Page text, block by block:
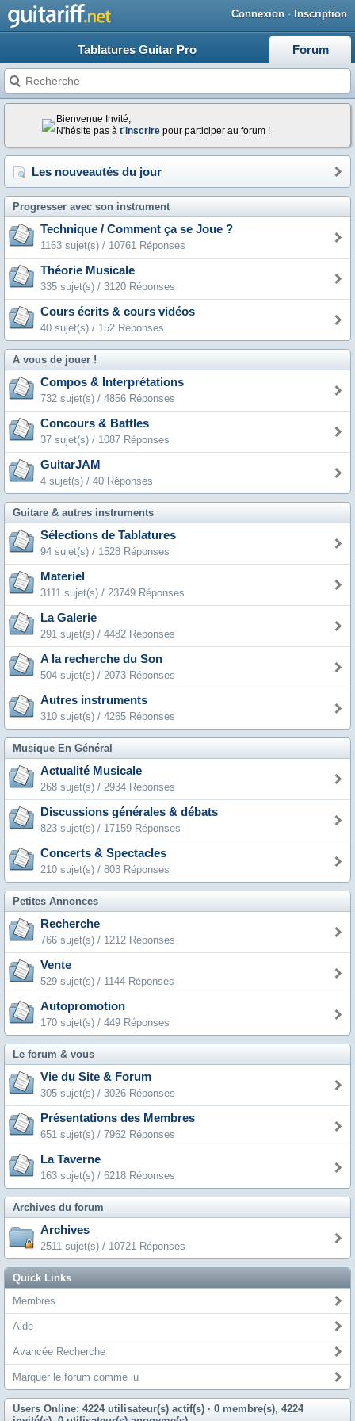
Connexion · Inscription
Tablatures Guitar Pro Forum
Bienvenue Invité,
N'hésite pas à t'inscrire pour participer au forum !
Les nouveautés du jour
Progresser avec son instrument
Technique / Comment ça se Joue ?
1163 sujet(s) / 10761 Réponses
Théorie Musicale
335 sujet(s) / 3120 Réponses
Cours écrits & cours vidéos
40 sujet(s) / 152 Réponses
A vous de jouer !
Compos & Interprétations
732 sujet(s) / 4856 Réponses
Concours & Battles
37 sujet(s) / 1087 Réponses
GuitarJAM
4 sujet(s) / 40 Réponses
Guitare & autres instruments
Sélections de Tablatures
94 sujet(s) / 1528 Réponses
Materiel
3111 sujet(s) / 23749 Réponses
La Galerie
291 sujet(s) / 4482 Réponses
A la recherche du Son
504 sujet(s) / 2073 Réponses
Autres instruments
310 sujet(s) / 4265 Réponses
Musique En Général
Actualité Musicale
268 sujet(s) / 2934 Réponses
Discussions générales & débats
823 sujet(s) / 17159 Réponses
Concerts & Spectacles
210 sujet(s) / 803 Réponses
Petites Annonces
Recherche
766 sujet(s) / 1212 Réponses
Vente
529 sujet(s) / 1144 Réponses
Autopromotion
170 sujet(s) / 449 Réponses
Le forum & vous
Vie du Site & Forum
305 sujet(s) / 3026 Réponses
Présentations des Membres
651 sujet(s) / 7962 Réponses
La Taverne
163 sujet(s) / 6218 Réponses
Archives du forum
Archives
2511 sujet(s) / 10721 Réponses
Quick Links
Membres
Aide
Avancée Recherche
Marquer le forum comme lu
Users Online: 4224 utilisateur(s) actif(s) · 0 membre(s), 4224